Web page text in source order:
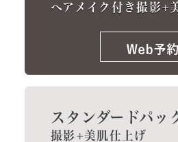
ヘアメイク付き撮影+
スタンダードパッ
撮影+美肌仕上げ